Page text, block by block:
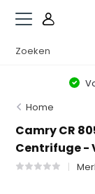
Home
Camry CR
Centrifuge -